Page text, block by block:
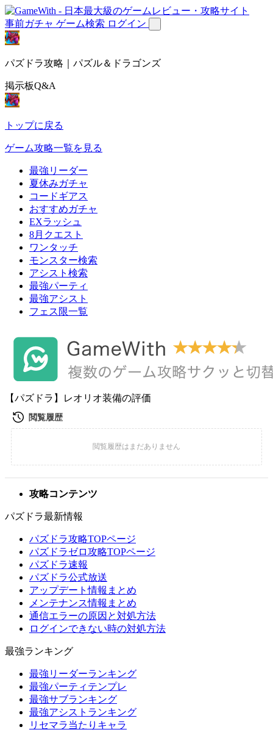
事前ガチャ ゲーム検索 ログイン
パズドラ攻略｜パズル＆ドラゴンズ
掲示板Q&A
トップに戻る
ゲーム攻略一覧を見る
最強リーダー
夏休みガチャ
コードギアス
おすすめガチャ
EXラッシュ
8月クエスト
ワンタッチ
モンスター検索
アシスト検索
最強パーティ
最強アシスト
フェス限一覧
【パズドラ】レオリオ装備の評価
攻略コンテンツ
パズドラ最新情報
パズドラ攻略TOPページ
パズドラゼロ攻略TOPページ
パズドラ速報
パズドラ公式放送
アップデート情報まとめ
メンテナンス情報まとめ
通信エラーの原因と対処方法
ログインできない時の対処方法
最強ランキング
最強リーダーランキング
最強パーティテンプレ
最強サブランキング
最強アシストランキング
リセマラ当たりキャラ